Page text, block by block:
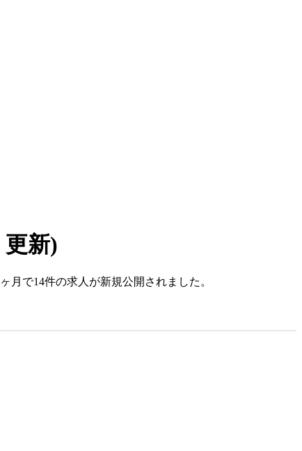
更新)
月で14件の求人が新規公開されました。